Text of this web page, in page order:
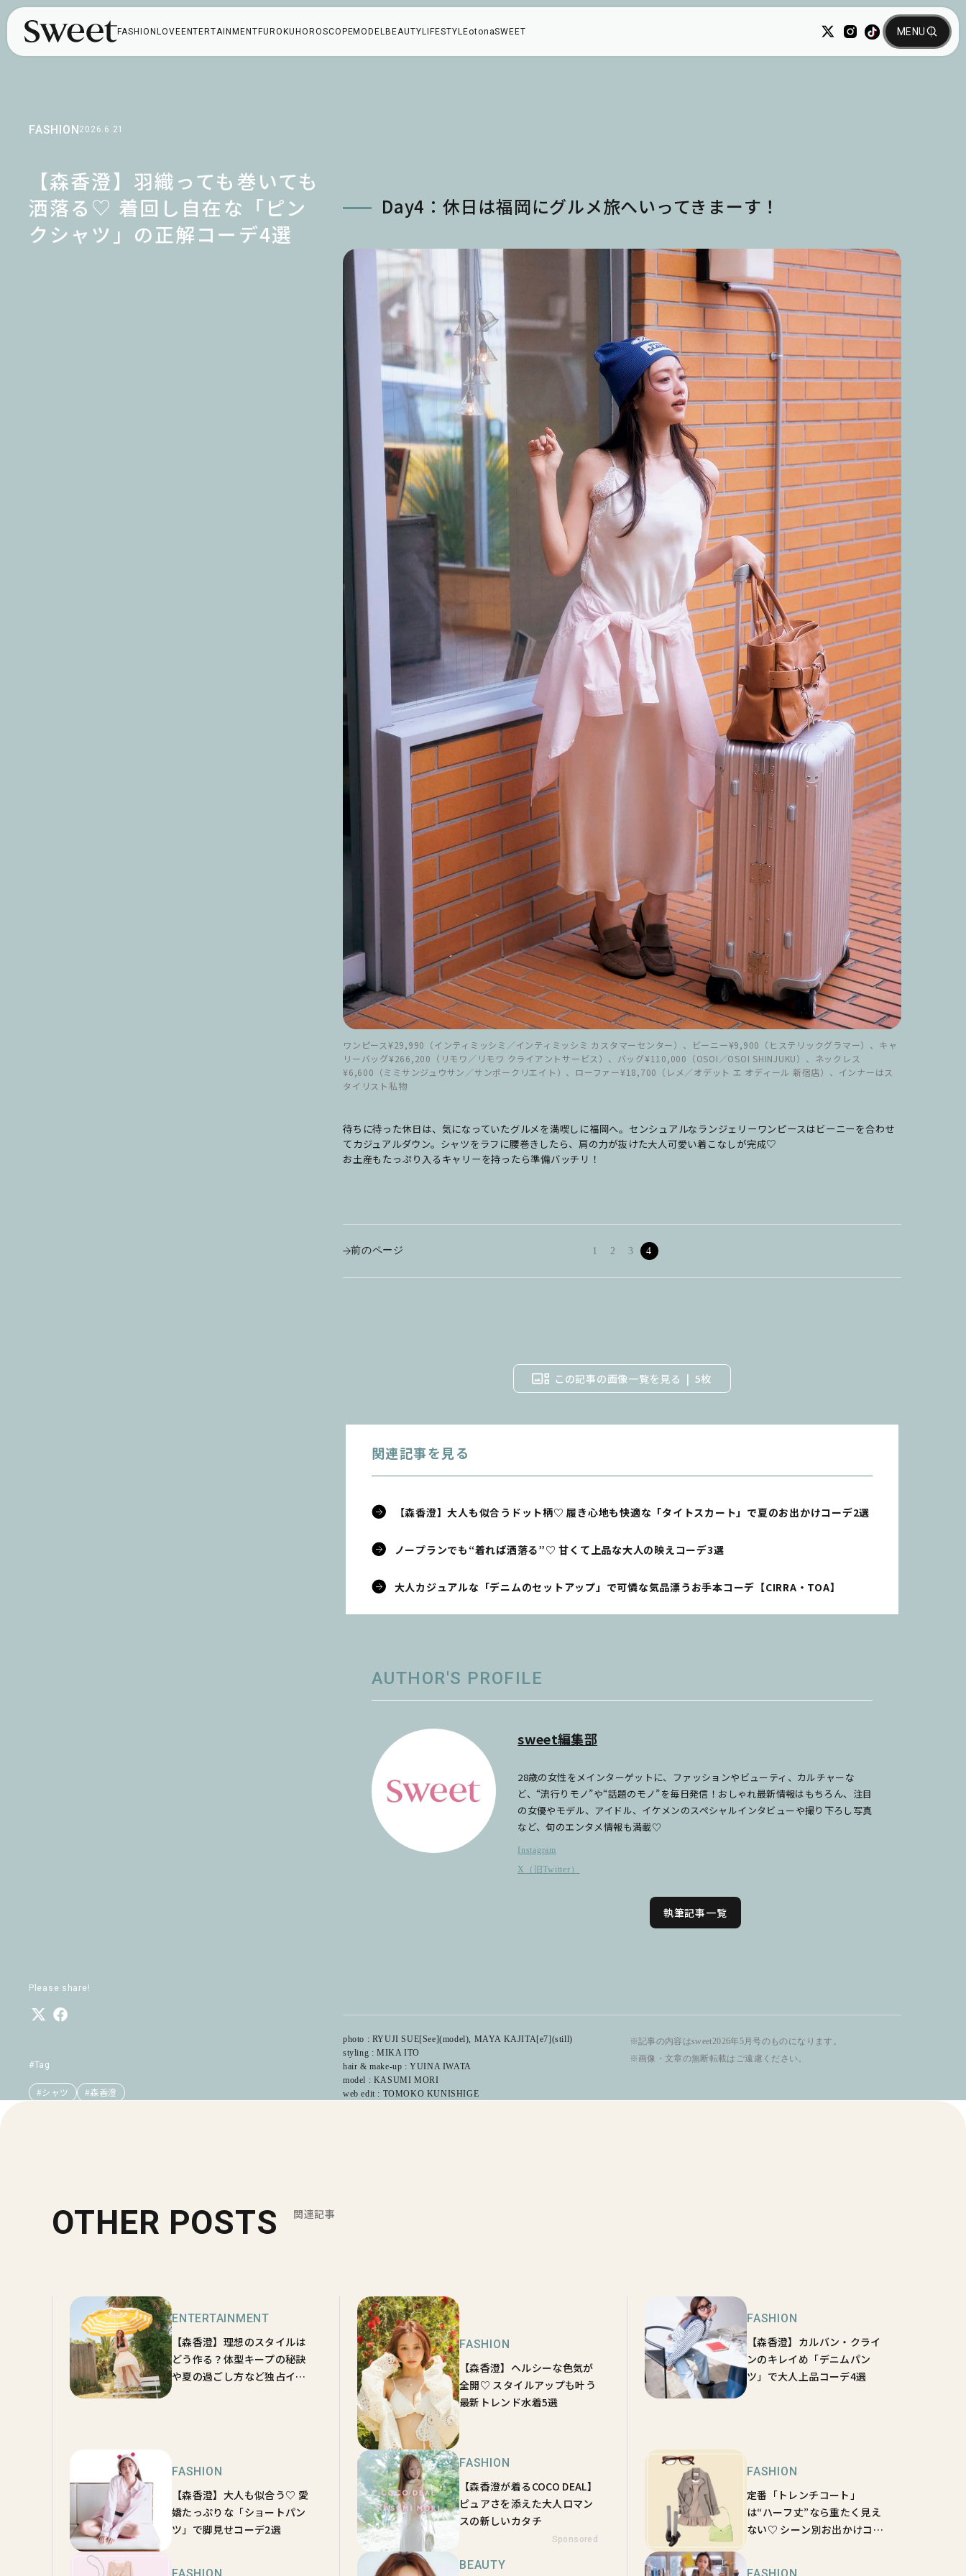
FASHION LOVE ENTERTAINMENT FUROKU HOROSCOPEMODEL BEAUTY LIFESTYLEotonaSWEET
FASHION2026.6.21
【森香澄】羽織っても巻いても
洒落る♡ 着回し自在な「ピン
クシャツ」の正解コーデ4選
Please share!
#Tag
#シャツ #森香澄
Day4：休日は福岡にグルメ旅へいってきまーす！
ワンピース¥29,990（インティミッシミ／インティミッシミ カスタマーセンター）、ビーニー¥9,900（ヒステリックグラマー）、キャ
リーバッグ¥266,200（リモワ／リモワ クライアントサービス）、バッグ¥110,000（OSOI／OSOI SHINJUKU）、ネックレス
¥6,600（ミミサンジュウサン／サンポークリエイト）、ローファー¥18,700（レメ／オデット エ オディール 新宿店）、インナーはス
タイリスト私物
待ちに待った休日は、気になっていたグルメを満喫しに福岡へ。センシュアルなランジェリーワンピースはビーニーを合わせ
てカジュアルダウン。シャツをラフに腰巻きしたら、肩の力が抜けた大人可愛い着こなしが完成♡
お土産もたっぷり入るキャリーを持ったら準備バッチリ！
前のページ 1 2 3 4
この記事の画像一覧を見る 5枚
関連記事を見る
【森香澄】大人も似合うドット柄♡ 履き心地も快適な「タイトスカート」で夏のお出かけコーデ2選
ノープランでも“着れば洒落る”♡ 甘くて上品な大人の映えコーデ3選
大人カジュアルな「デニムのセットアップ」で可憐な気品漂うお手本コーデ【CIRRA・TOA】
AUTHOR'S PROFILE
sweet編集部
28歳の女性をメインターゲットに、ファッションやビューティ、カルチャーな
ど、“流行りモノ”や“話題のモノ”を毎日発信！おしゃれ最新情報はもちろん、注目
の女優やモデル、アイドル、イケメンのスペシャルインタビューや撮り下ろし写真
など、旬のエンタメ情報も満載♡
Instagram
X（旧Twitter）
執筆記事一覧
photo : RYUJI SUE[See](model), MAYA KAJITA[e7](still)
styling : MIKA ITO
hair & make-up : YUINA IWATA
model : KASUMI MORI
web edit : TOMOKO KUNISHIGE
※記事の内容はsweet2026年5月号のものになります。
※画像・文章の無断転載はご遠慮ください。
OTHER POSTS 関連記事
ENTERTAINMENT
【森香澄】理想のスタイルは
どう作る？体型キープの秘訣
や夏の過ごし方など独占イン
FASHION
【森香澄】ヘルシーな色気が
全開♡ スタイルアップも叶う
最新トレンド水着5選
FASHION
【森香澄】カルバン・クライ
ンのキレイめ「デニムパン
ツ」で大人上品コーデ4選
FASHION
【森香澄】大人も似合う♡ 愛
嬌たっぷりな「ショートパン
ツ」で脚見せコーデ2選
FASHION
【森香澄が着るCOCO DEAL】
ピュアさを添えた大人ロマン
スの新しいカタチ
Sponsored
FASHION
定番「トレンチコート」
は“ハーフ丈”なら重たく見え
ない♡ シーン別お出かけコー
BEAUTY